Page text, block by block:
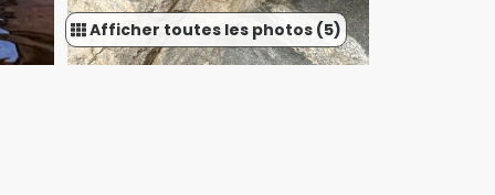
Afficher toutes les photos (5)